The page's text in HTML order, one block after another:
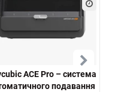
ACE Pro – система
подавання